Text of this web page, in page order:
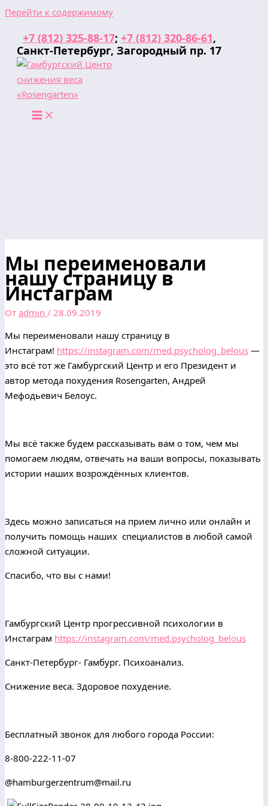
Перейти к содержимому
+7 (812) 325-88-17; +7 (812) 320-86-61,
Санкт-Петербург, Загородный пр. 17
Мы переименовали
нашу страницу в
Инстаграм
От admin / 28.09.2019
Мы переименовали нашу страницу в
Инстаграм! https://instagram.com/med.psycholog_belous —
это всё тот же Гамбургский Центр и его Президент и
автор метода похудения Rosengarten, Андрей
Мефодьевич Белоус.
Мы всё также будем рассказывать вам о том, чем мы
помогаем людям, отвечать на ваши вопросы, показывать
истории наших возрождённых клиентов.
Здесь можно записаться на прием лично или онлайн и
получить помощь наших специалистов в любой самой
сложной ситуации.
Спасибо, что вы с нами!
Гамбургский Центр прогрессивной психологии в
Инстаграм https://instagram.com/med.psycholog_belous
Санкт-Петербург- Гамбург. Психоанализ.
Снижение веса. Здоровое похудение.
Бесплатный звонок для любого города России:
8-800-222-11-07
@hamburgerzentrum@mail.ru